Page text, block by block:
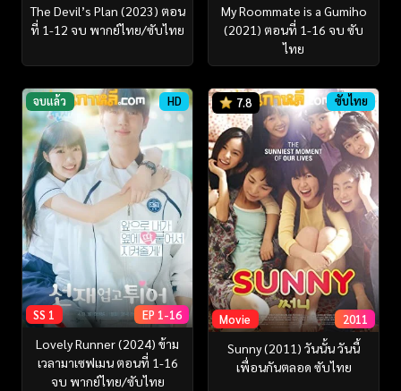
The Devil’s Plan (2023) ตอน
ที่ 1-12 จบ พากย์ไทย/ซับไทย
My Roommate is a Gumiho
(2021) ตอนที่ 1-16 จบ ซับ
ไทย
จบแล้ว HD
SS 1 EP 1-16
Lovely Runner (2024) ข้าม
เวลามาเซฟเมน ตอนที่ 1-16
จบ พากย์ไทย/ซับไทย
7.8 ซับไทย
Movie 2011
Sunny (2011) วันนั้น วันนี้
เพื่อนกันตลอด ซับไทย